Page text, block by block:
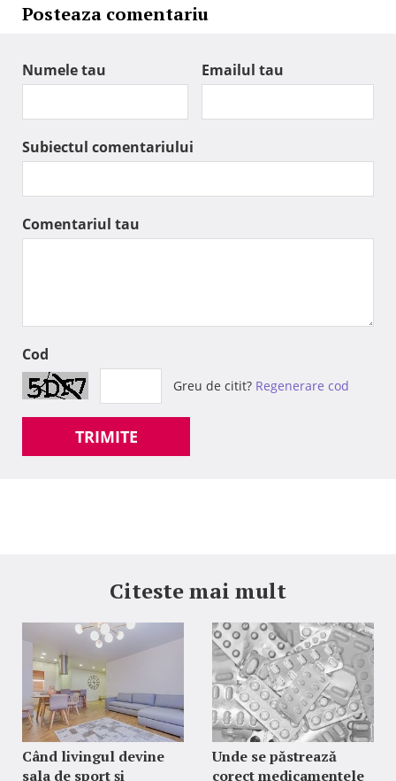
Posteaza comentariu
Numele tau Emailul tau
Subiectul comentariului
Comentariul tau
Cod
Greu de citit? Regenerare cod
TRIMITE
Citeste mai mult
Când livingul devine
sala de sport și
Unde se păstrează
corect medicamentele